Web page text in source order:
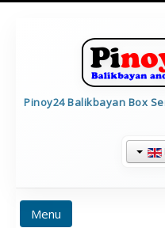
Pinoy24 Balikbayan Box
Menu